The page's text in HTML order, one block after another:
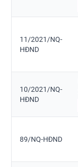
11/2021/NQ-
HĐND
10/2021/NQ-
HĐND
89/NQ-HĐND